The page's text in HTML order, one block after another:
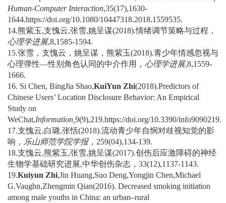
Human-Computer Interaction,35(17),1630-
1644.https://doi.org/10.1080/10447318.2018.1559535.
14.熊紫玉,支愧云,张雪,姚呈谋(2018).情绪调节策略与过程，
心理学进展,8,1585-1594.
15.张雪，支愧云，姚呈谋，熊紫玉(2018).青少年情感忽视与
心理弹性—性别角色认同的中介作用， 心理学进展,8,1559-
1666.
16. Si Chen, BingJia Shao,KuiYun Zhi(2018).Predictors of
Chinese Users’ Location Disclosure Behavior: An Empirical
Study on
WeChat,Information, 9(9),219.https://doi.org/10.3390/info9090219.
17.支愧云,白璐,张恬(2018).流动青少年自悯对歧视知觉的影
响， 乐山师范学院学报，259(04),134-139.
18.支愧云,熊紫玉,张雪,姚呈谋(2017).创伤后应激障碍的神经
生物学基础研究进展,中华创伤杂志，33(12),1137-1143.
19.Kuiyun Zhi,Jin Huang,Suo Deng,Yongjin Chen,Michael
G.Vaughn,Zhengmin Qian(2016). Decreased smoking initiation
among male youths in China: an urban–rural